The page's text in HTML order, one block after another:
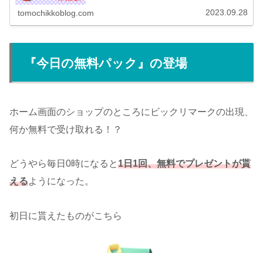
tomochikkoblog.com 2023.09.28
『今日の無料パック』の登場
ホーム画面のショップのところにビックリマークの出現、
何か無料で受け取れる！？
どうやら毎日0時になると1日1回、無料でプレゼントが貰
えるようになった。
初日に貰えたものがこちら